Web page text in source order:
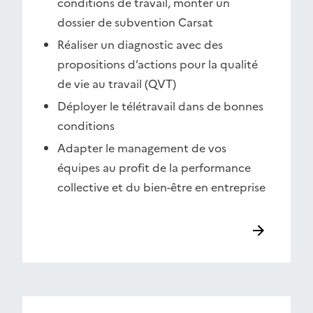
dossier de subvention Carsat
Réaliser un diagnostic avec des
propositions d’actions pour la qualité
de vie au travail (QVT)
Déployer le télétravail dans de bonnes
conditions
Adapter le management de vos
équipes au profit de la performance
collective et du bien-être en entreprise